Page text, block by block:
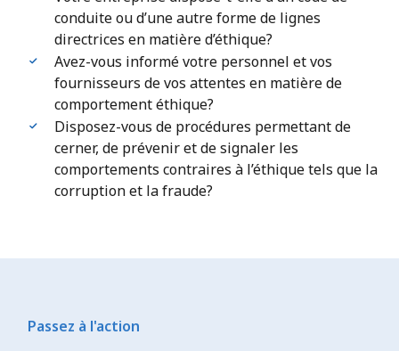
conduite ou d’une autre forme de lignes
directrices en matière d’éthique?
Avez-vous informé votre personnel et vos
fournisseurs de vos attentes en matière de
comportement éthique?
Disposez-vous de procédures permettant de
cerner, de prévenir et de signaler les
comportements contraires à l’éthique tels que la
corruption et la fraude?
Passez à l'action